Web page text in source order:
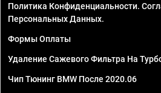
Политика Конфиденциальности.
Персональных Данных.
Формы Оплаты
Удаление Сажевого Фильтра На
Чип Тюнинг BMW После 2020.06